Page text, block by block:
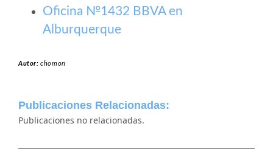
Oficina №1432 BBVA en
Alburquerque
Autor:chomon
Publicaciones Relacionadas:
Publicaciones no relacionadas.